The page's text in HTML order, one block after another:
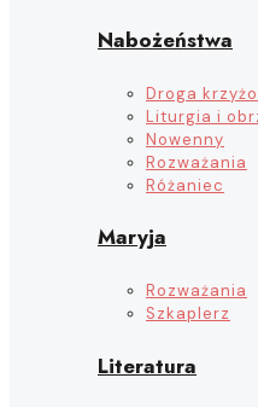
Nabożeństwa
Droga
Liturgia i
Nowenny
Rozważania
Różaniec
Maryja
Rozważania
Szkaplerz
Literatura